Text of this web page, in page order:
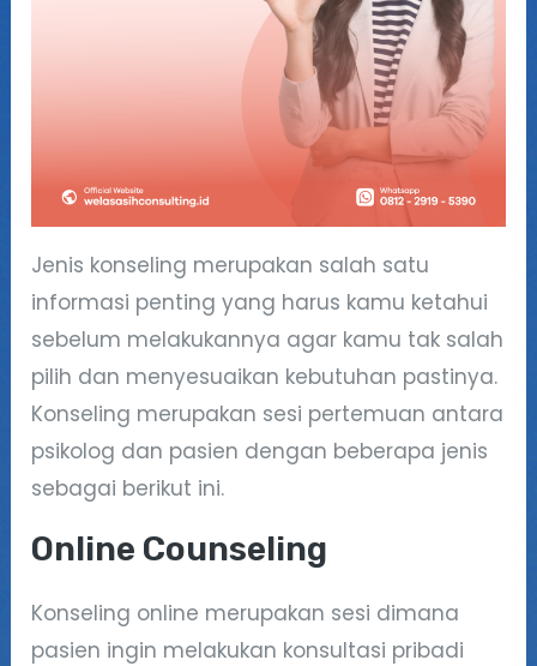
Jenis konseling merupakan salah satu
informasi penting yang harus kamu ketahui
sebelum melakukannya agar kamu tak salah
pilih dan menyesuaikan kebutuhan pastinya.
Konseling merupakan sesi pertemuan antara
psikolog dan pasien dengan beberapa jenis
sebagai berikut ini.
Online Counseling
Konseling online merupakan sesi dimana
pasien ingin melakukan konsultasi pribadi